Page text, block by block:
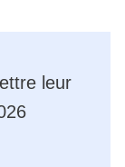
leur